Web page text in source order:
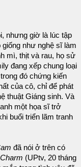
nhưng giờ là lúc tập
như nghệ sĩ làm
mì, thịt và rau, họ sử
đang xếp chung loại
đó chứng kiến
của cô, chỉ để phát
thuật Giáng sinh. Và
một họa sĩ trở
buổi triển lãm tranh
đã nói ở trên có
(UPtv, 20 tháng